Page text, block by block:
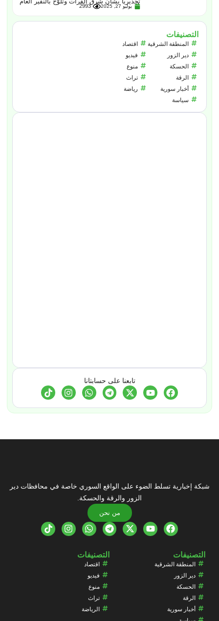
يوليو 27, 2025 2993
التصنيفات
المنطقة الشرقية
دير الزور
الحسكة
الرقة
أخبار سورية
سياسة
اقتصاد
فيديو
منوع
تراث
رياضة
تابعنا على حسابتانا
شبكة إخبارية تسلط الضوء على الواقع السوري خاصة في محافظات دير
الزور والرقة والحسكة.
من نحن
التصنيفات
المنطقة الشرقية
دير الزور
الحسكة
الرقة
أخبار سورية
التصنيفات
اقتصاد
فيديو
منوع
تراث
الرياضة